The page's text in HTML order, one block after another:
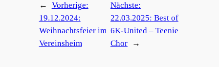
←
Vorherige:
19.12.2024:
Weihnachtsfeier im
Vereinsheim
Nächste:
22.03.2025: Best of
6K-United – Teenie
Chor
→